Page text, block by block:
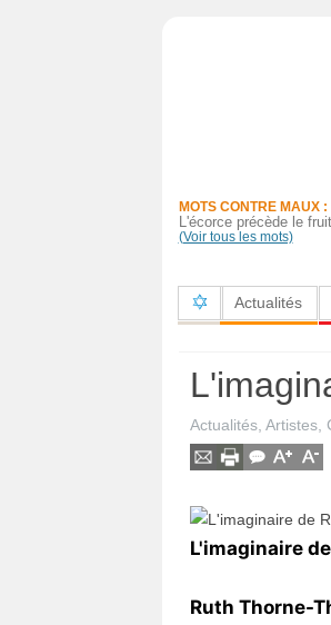
MOTS CONTRE MAUX :
L'écorce précède le fruit
(Voir tous les mots)
Actualités
Actualités, Artistes,
L'imaginaire
Ruth Thorne-